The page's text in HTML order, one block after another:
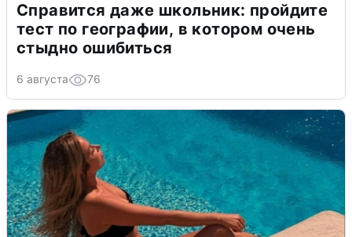
Справится даже школьник: пройдите
тест по географии, в котором очень
стыдно ошибиться
6 августа 76